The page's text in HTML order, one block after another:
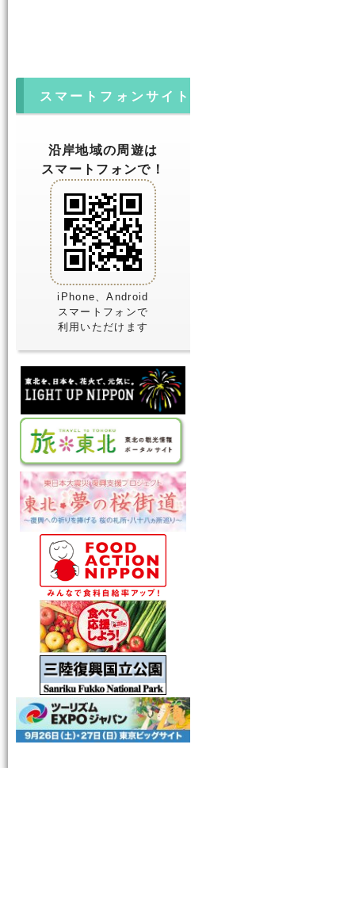
スマートフォンサイト
沿岸地域の周遊は
スマートフォンで！
iPhone、Android
スマートフォンで
利用いただけます